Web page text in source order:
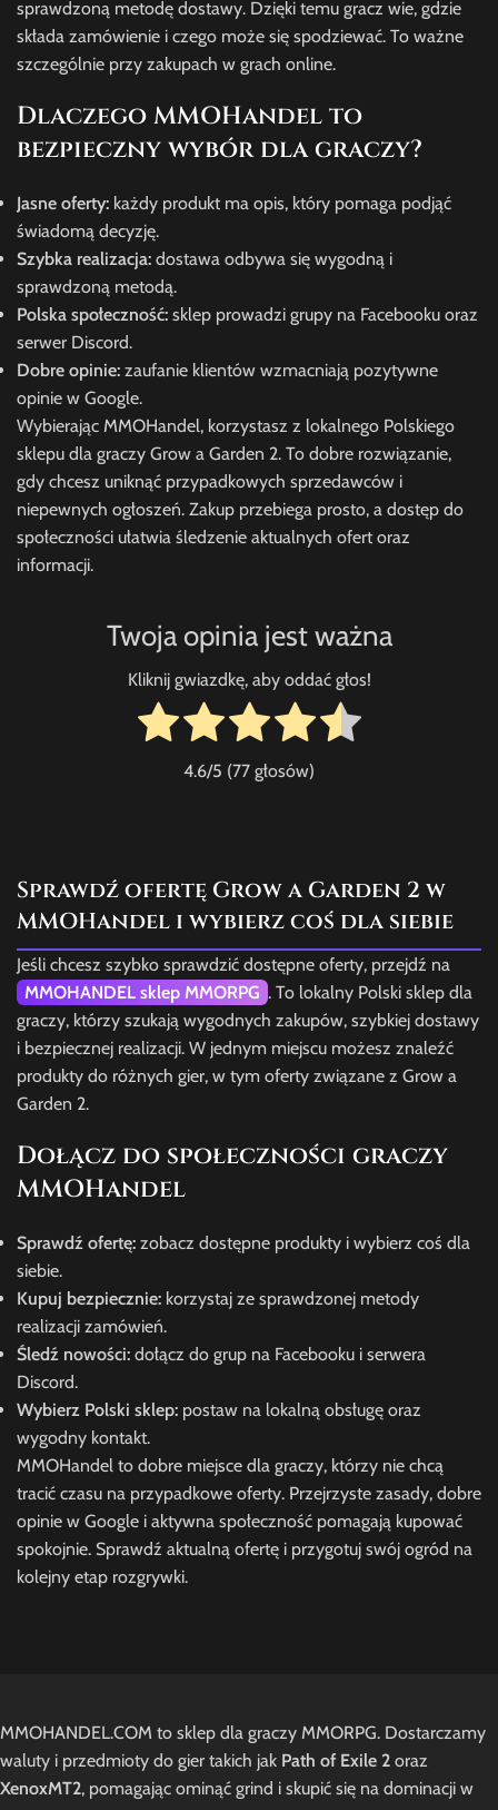
sprawdzoną metodę dostawy. Dzięki temu gracz wie, gdzie
składa zamówienie i czego może się spodziewać. To ważne
szczególnie przy zakupach w grach online.
Dlaczego MMOHandel to
bezpieczny wybór dla graczy?
Jasne oferty: każdy produkt ma opis, który pomaga podjąć
świadomą decyzję.
Szybka realizacja: dostawa odbywa się wygodną i
sprawdzoną metodą.
Polska społeczność: sklep prowadzi grupy na Facebooku oraz
serwer Discord.
Dobre opinie: zaufanie klientów wzmacniają pozytywne
opinie w Google.
Wybierając MMOHandel, korzystasz z lokalnego Polskiego
sklepu dla graczy Grow a Garden 2. To dobre rozwiązanie,
gdy chcesz uniknąć przypadkowych sprzedawców i
niepewnych ogłoszeń. Zakup przebiega prosto, a dostęp do
społeczności ułatwia śledzenie aktualnych ofert oraz
informacji.
Twoja opinia jest ważna
Kliknij gwiazdkę, aby oddać głos!
4.6/5 (77 głosów)
Sprawdź ofertę Grow a Garden 2 w
MMOHandel i wybierz coś dla siebie
Jeśli chcesz szybko sprawdzić dostępne oferty, przejdź na
MMOHANDEL sklep MMORPG . To lokalny Polski sklep dla
graczy, którzy szukają wygodnych zakupów, szybkiej dostawy
i bezpiecznej realizacji. W jednym miejscu możesz znaleźć
produkty do różnych gier, w tym oferty związane z Grow a
Garden 2.
Dołącz do społeczności graczy
MMOHandel
Sprawdź ofertę: zobacz dostępne produkty i wybierz coś dla
siebie.
Kupuj bezpiecznie: korzystaj ze sprawdzonej metody
realizacji zamówień.
Śledź nowości: dołącz do grup na Facebooku i serwera
Discord.
Wybierz Polski sklep: postaw na lokalną obsługę oraz
wygodny kontakt.
MMOHandel to dobre miejsce dla graczy, którzy nie chcą
tracić czasu na przypadkowe oferty. Przejrzyste zasady, dobre
opinie w Google i aktywna społeczność pomagają kupować
spokojnie. Sprawdź aktualną ofertę i przygotuj swój ogród na
kolejny etap rozgrywki.
MMOHANDEL.COM to sklep dla graczy MMORPG. Dostarczamy
waluty i przedmioty do gier takich jak Path of Exile 2 oraz
XenoxMT2, pomagając ominąć grind i skupić się na dominacji w